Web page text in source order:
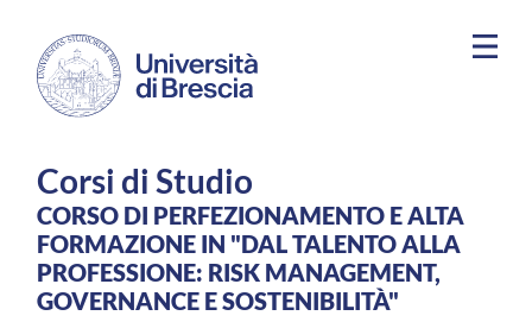
Corsi di Studio
CORSO DI PERFEZIONAMENTO E ALTA
FORMAZIONE IN "DAL TALENTO ALLA
PROFESSIONE: RISK MANAGEMENT,
GOVERNANCE E SOSTENIBILITÀ"